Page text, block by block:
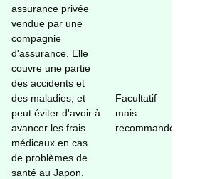
assurance privée
vendue par une
compagnie
d'assurance. Elle
couvre une partie
des accidents et
des maladies, et
peut éviter d'avoir à
avancer les frais
médicaux en cas
de problèmes de
santé au Japon.
Facultatif
mais
recommandé